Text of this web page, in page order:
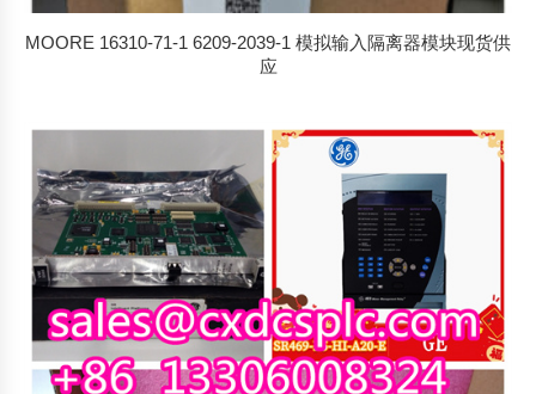
MOORE 16310-71-1 6209-2039-1 模拟输入隔离器模块现货供
应